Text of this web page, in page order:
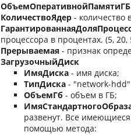
ОбъемОперативнойПамятиГБ
КоличествоЯдер- количество
процессора в процентах. (5, 20,
Прерываемая- признак
ЗагрузочныйДиск
ИмяДиска- имя диска;
ТипДиска- "network-
ОбъемГб - объем в ГБ;
развенут. Все
помощью метода: